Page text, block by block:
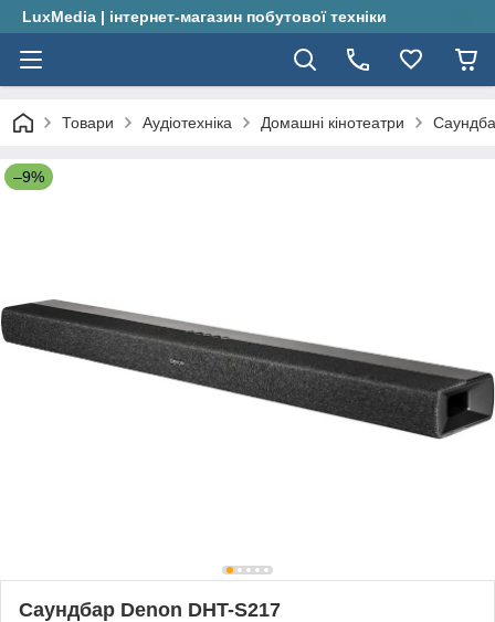
LuxMedia | інтернет-магазин побутової техніки
Товари Аудіотехніка Домашні кінотеатри
–9%
Саундбар Denon DHT-S217